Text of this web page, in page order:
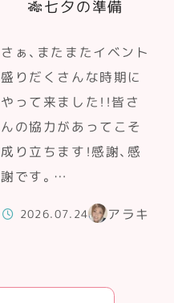
🎋七夕の準備
さぁ、またまたイベント
盛りだくさんな時期に
やって来ました！！皆さ
んの協力があってこそ
成り立ちます！感謝、感
謝です。…
2026.07.24 アラキ